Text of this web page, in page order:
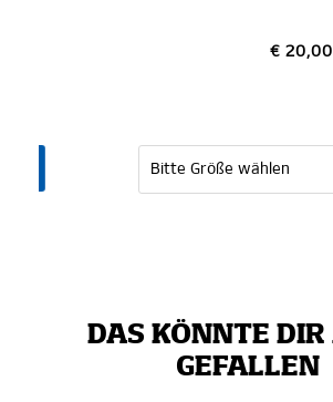
€ 20,00
DAS KÖNNTE DIR
GEFALLEN